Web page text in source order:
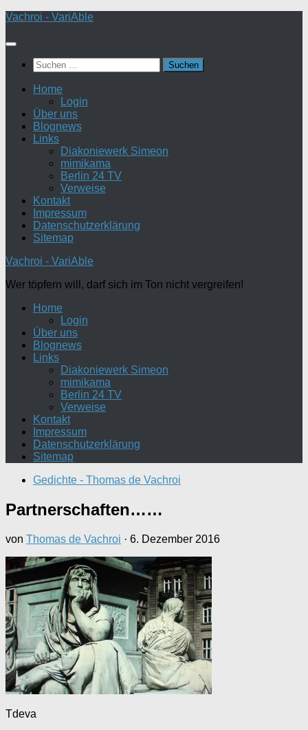
Zum
springen
Vachroi - VariAble
Suchen
nach:
Home
Login
Über uns
Blognews
Links
Diakoniewerk Simeon
mimikama
Berlin 24 TV
Verweise
Kontakt
Impressum
Datenschutzerklärung
Sitemap
Vachroi - VariAble
Wer töpfern will, darf sich im Ton nicht vergreifen!
Home
Login
Über uns
Blognews
Links
Diakoniewerk Simeon
mimikama
Berlin 24 TV
Verweise
Kontakt
Impressum
Datenschutzerklärung
Sitemap
Gedichte - Thomas de Vachroi
Partnerschaften……
von Thomas de Vachroi · 6. Dezember 2016
Tdeva